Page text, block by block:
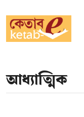
আধ্যাত্মিক